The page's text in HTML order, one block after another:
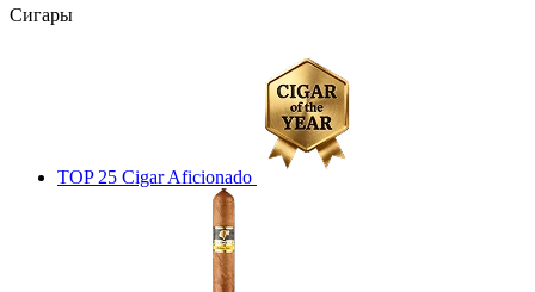
Сигары
TOP 25 Cigar Aficionado